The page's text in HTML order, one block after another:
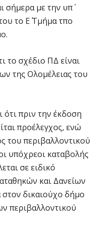
σήμερα με την υπ΄
το Ε΄ Τμήμα τπο
το σχέδιο ΠΔ είναι
της Ολομέλειας του
πριν την έκδοση
προέλεγχος, ενώ
του περιβαλλοντικού
υπόχρεοι καταβολής
σε ειδικό
και Δανείων
στον δικαιούχο δήμο
περιβαλλοντικού